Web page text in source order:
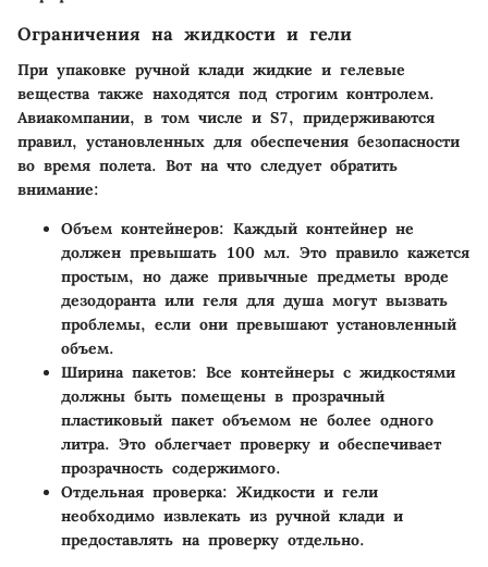
Ограничения на жидкости и гели
При упаковке ручной клади жидкие и гелевые
вещества также находятся под строгим контролем.
Авиакомпании, в том числе и S7, придерживаются
правил, установленных для обеспечения безопасности
во время полета. Вот на что следует обратить
внимание:
Объем контейнеров: Каждый контейнер не
должен превышать 100 мл. Это правило кажется
простым, но даже привычные предметы вроде
дезодоранта или геля для душа могут вызвать
проблемы, если они превышают установленный
объем.
Ширина пакетов: Все контейнеры с жидкостями
должны быть помещены в прозрачный
пластиковый пакет объемом не более одного
литра. Это облегчает проверку и обеспечивает
прозрачность содержимого.
Отдельная проверка: Жидкости и гели
необходимо извлекать из ручной клади и
предоставлять на проверку отдельно.